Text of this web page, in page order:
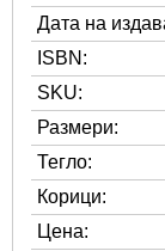
Дата на
ISBN:
SKU:
Размери:
Тегло:
Корици:
Цена: